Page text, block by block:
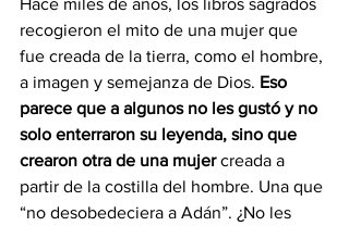
recogieron el mito de una mujer que
fue creada de la tierra, como el hombre,
a imagen y semejanza de Dios. Eso
parece que a algunos no les gustó y no
solo enterraron su leyenda, sino que
crearon otra de una mujer creada a
partir de la costilla del hombre. Una que
“no desobedeciera a Adán”. ¿No les